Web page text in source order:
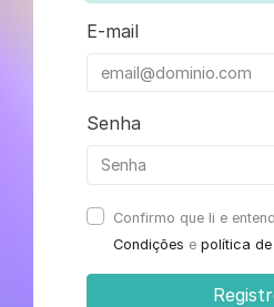
E-mail
Senha
Confirmo que li e
Condições e política